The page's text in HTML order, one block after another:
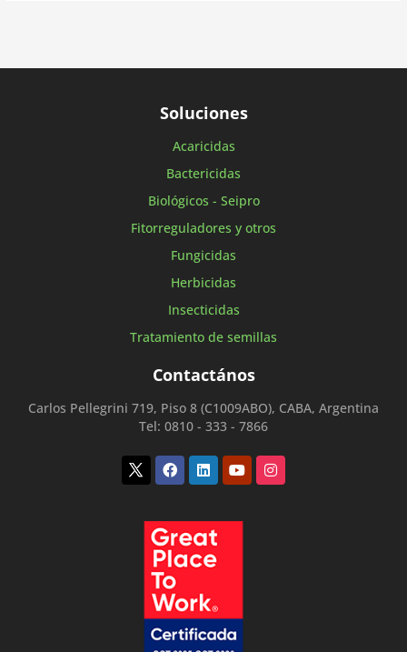
Soluciones
Acaricidas
Bactericidas
Biológicos - Seipro
Fitorreguladores y otros
Fungicidas
Herbicidas
Insecticidas
Tratamiento de semillas
Contactános
Carlos Pellegrini 719, Piso 8 (C1009ABO), CABA, Argentina
Tel: 0810 - 333 - 7866
TwitterFacebook
LinkedinYoutubeInstagram